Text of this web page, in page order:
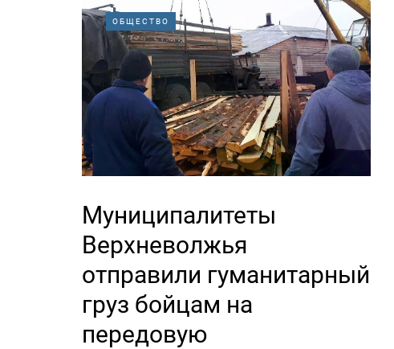
ОБЩЕСТВО
Муниципалитеты
Верхневолжья
отправили гуманитарный
груз бойцам на
передовую